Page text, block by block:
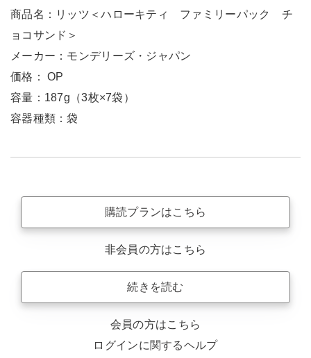
商品名：リッツ＜ハローキティ ファミリーパック チ
ョコサンド＞
メーカー：モンデリーズ・ジャパン
価格： OP
容量：187g（3枚×7袋）
容器種類：袋
購読プランはこちら
非会員の方はこちら
続きを読む
会員の方はこちら
ログインに関するヘルプ